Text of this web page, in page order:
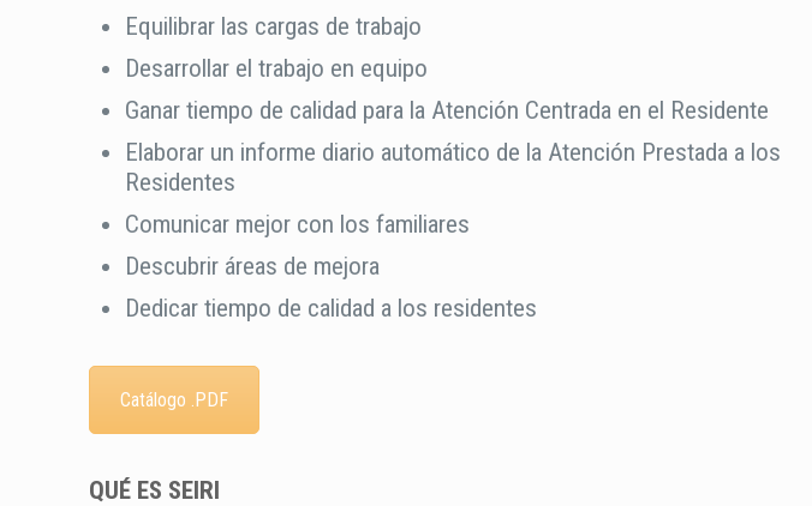
Equilibrar las cargas de trabajo
Desarrollar el trabajo en equipo
Ganar tiempo de calidad para la Atención Centrada en el Residente
Elaborar un informe diario automático de la Atención Prestada a los
Residentes
Comunicar mejor con los familiares
Descubrir áreas de mejora
Dedicar tiempo de calidad a los residentes
Catálogo .PDF
QUÉ ES SEIRI